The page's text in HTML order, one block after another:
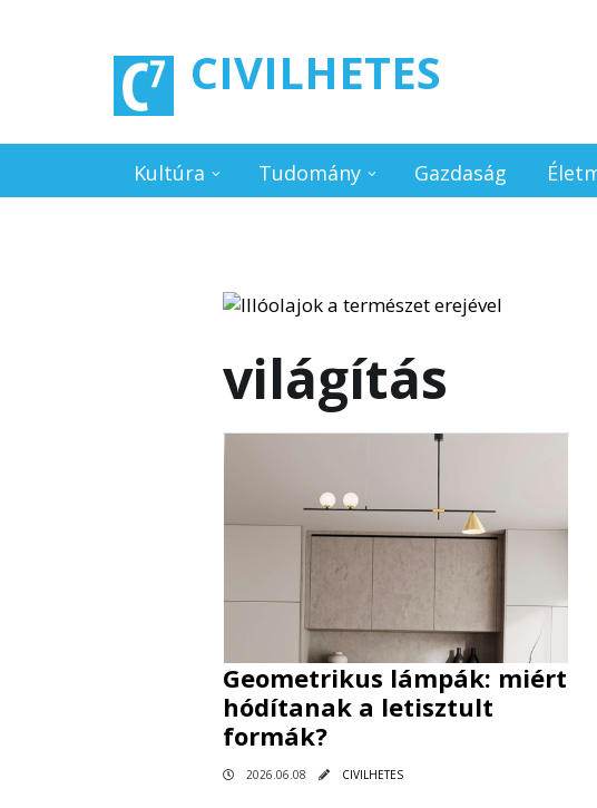
CIVILHETES
Kultúra Tudomány Gazdaság
világítás
Geometrikus lámpák: miért
hódítanak a letisztult
formák?
2026.06.08 CIVILHETES